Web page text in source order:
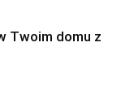
Twoim domu z